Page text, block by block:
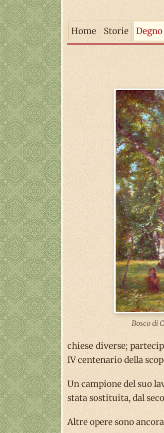
Home Storie
Bosco di
chiese diverse;
IV centenario della
Un campione del suo
stata sostituita, dal
Altre opere sono